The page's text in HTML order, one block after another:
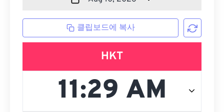
클립보드에 복사
HKT